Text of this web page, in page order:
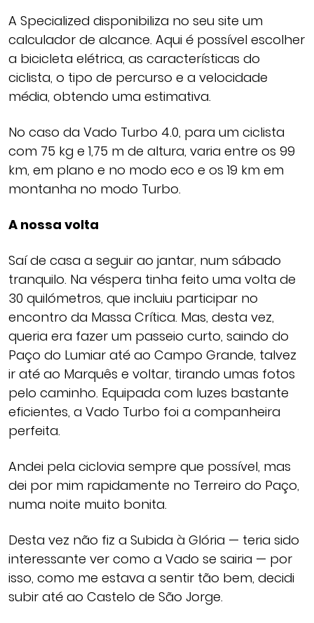
A Specialized disponibiliza no seu site um
calculador de alcance. Aqui é possível escolher
a bicicleta elétrica, as características do
ciclista, o tipo de percurso e a velocidade
média, obtendo uma estimativa.
No caso da Vado Turbo 4.0, para um ciclista
com 75 kg e 1,75 m de altura, varia entre os 99
km, em plano e no modo eco e os 19 km em
montanha no modo Turbo.
A nossa volta
Saí de casa a seguir ao jantar, num sábado
tranquilo. Na véspera tinha feito uma volta de
30 quilómetros, que incluiu participar no
encontro da Massa Crítica. Mas, desta vez,
queria era fazer um passeio curto, saindo do
Paço do Lumiar até ao Campo Grande, talvez
ir até ao Marquês e voltar, tirando umas fotos
pelo caminho. Equipada com luzes bastante
eficientes, a Vado Turbo foi a companheira
perfeita.
Andei pela ciclovia sempre que possível, mas
dei por mim rapidamente no Terreiro do Paço,
numa noite muito bonita.
Desta vez não fiz a Subida à Glória — teria sido
interessante ver como a Vado se sairia — por
isso, como me estava a sentir tão bem, decidi
subir até ao Castelo de São Jorge.